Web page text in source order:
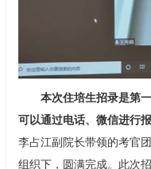
本次住培生招录是第
可以通过电话、微信进行报
李占江副院长带领的考官
组织下，圆满完成。此次